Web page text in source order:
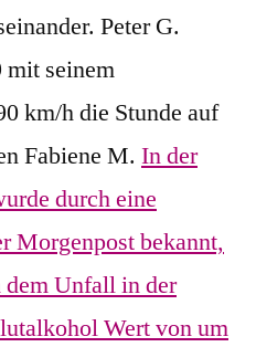
Peter G.
mit seinem
km/h die Stunde auf
Fabiene M. In der
durch eine
Morgenpost bekannt,
dem Unfall in der
Wert von um